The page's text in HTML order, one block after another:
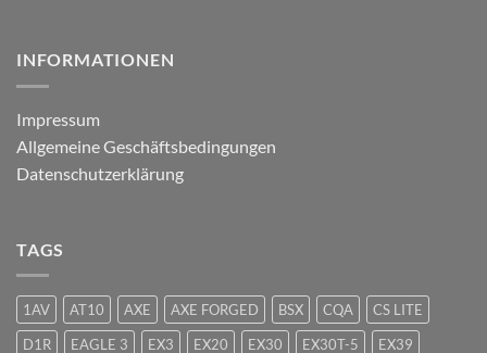
INFORMATIONEN
Impressum
Allgemeine Geschäftsbedingungen
Datenschutzerklärung
TAGS
1AV AT10 AXE AXE FORGED BSX CQA
CS LITE
D1R
EAGLE 3 EX3 EX20 EX30 EX30T-5 EX39